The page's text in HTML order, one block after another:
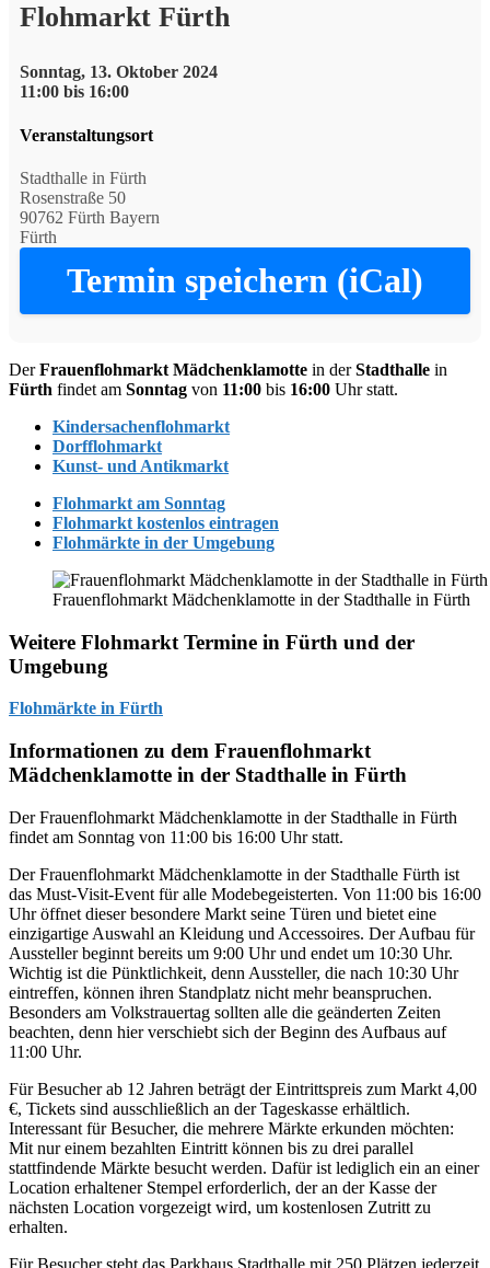
Flohmarkt Fürth
Sonntag, 13. Oktober 2024
11:00 bis 16:00
Veranstaltungsort
Stadthalle in Fürth
Rosenstraße 50
90762 Fürth Bayern
Fürth
Termin speichern (iCal)
DerFrauenflohmarkt Mädchenklamotte in derStadthalle in
Fürth findet am Sonntag von 11:00 bis 16:00 Uhr statt.
Kindersachenflohmarkt
Dorfflohmarkt
Kunst- und Antikmarkt
Flohmarkt am Sonntag
Flohmarkt kostenlos eintragen
Flohmärkte in der Umgebung
Frauenflohmarkt Mädchenklamotte in der Stadthalle in Fürth
Weitere Flohmarkt Termine in Fürth und der
Umgebung
Flohmärkte in Fürth
Informationen zu dem Frauenflohmarkt
Mädchenklamotte in der Stadthalle in Fürth
Der Frauenflohmarkt Mädchenklamotte in der Stadthalle in Fürth
findet am Sonntag von 11:00 bis 16:00 Uhr statt.
Der Frauenflohmarkt Mädchenklamotte in der Stadthalle Fürth ist
das Must-Visit-Event für alle Modebegeisterten. Von 11:00 bis 16:00
Uhr öffnet dieser besondere Markt seine Türen und bietet eine
einzigartige Auswahl an Kleidung und Accessoires. Der Aufbau für
Aussteller beginnt bereits um 9:00 Uhr und endet um 10:30 Uhr.
Wichtig ist die Pünktlichkeit, denn Aussteller, die nach 10:30 Uhr
eintreffen, können ihren Standplatz nicht mehr beanspruchen.
Besonders am Volkstrauertag sollten alle die geänderten Zeiten
beachten, denn hier verschiebt sich der Beginn des Aufbaus auf
11:00 Uhr.
Für Besucher ab 12 Jahren beträgt der Eintrittspreis zum Markt 4,00
€, Tickets sind ausschließlich an der Tageskasse erhältlich.
Interessant für Besucher, die mehrere Märkte erkunden möchten:
Mit nur einem bezahlten Eintritt können bis zu drei parallel
stattfindende Märkte besucht werden. Dafür ist lediglich ein an einer
Location erhaltener Stempel erforderlich, der an der Kasse der
nächsten Location vorgezeigt wird, um kostenlosen Zutritt zu
erhalten.
Für Besucher steht das Parkhaus Stadthalle mit 250 Plätzen jederzeit